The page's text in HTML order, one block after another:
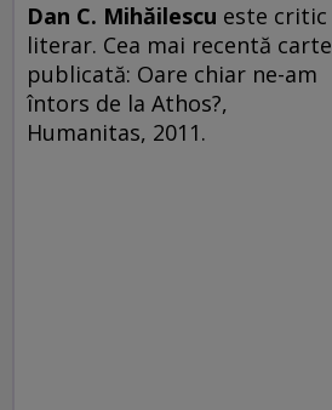
Dan C. Mihăilescu este critic
literar. Cea mai recentă carte
publicată: Oare chiar ne-am
întors de la Athos?,
Humanitas, 2011.